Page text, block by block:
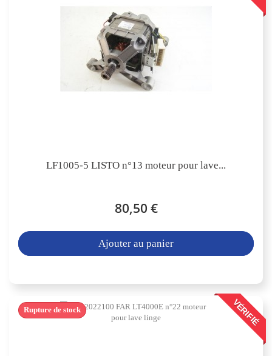
LF1005-5 LISTO n°13 moteur pour lave...
80,50 €
Ajouter au panier
VÉRIFIÉ
Rupture de stock